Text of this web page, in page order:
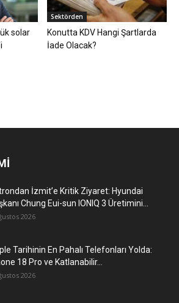
solar
Sektörden
Konutta KDV Hangi Şartlarda
İade Olacak?
İzmit’e Kritik Ziyaret: Hyundai
Chung Eui-sun IONIQ 3 Üretimini...
2026
Tarihinin En Pahalı Telefonları Yolda:
18 Pro ve Katlanabilir...
2026